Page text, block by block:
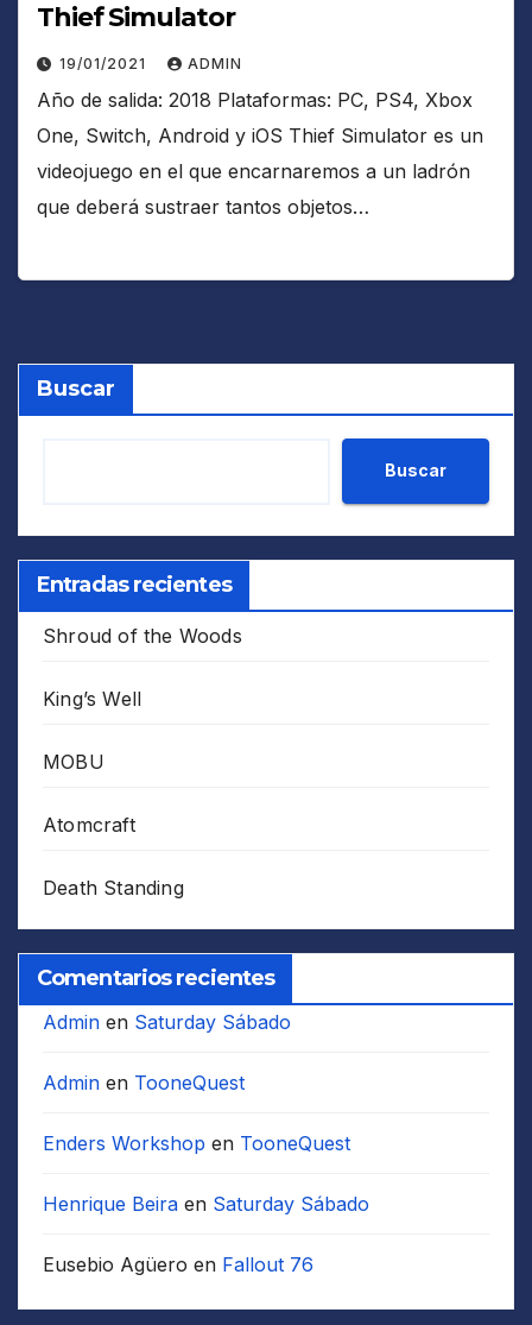
Thief Simulator
19/01/2021 ADMIN
Año de salida: 2018 Plataformas: PC, PS4, Xbox
One, Switch, Android y iOS Thief Simulator es un
videojuego en el que encarnaremos a un ladrón
que deberá sustraer tantos objetos…
Buscar
Buscar
Entradas recientes
Shroud of the Woods
King’s Well
MOBU
Atomcraft
Death Standing
Comentarios recientes
Admin en Saturday Sábado
Admin en TooneQuest
Enders Workshop en TooneQuest
Henrique Beira en Saturday Sábado
Eusebio Agüero en Fallout 76